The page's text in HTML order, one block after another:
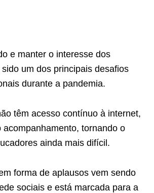
e manter o interesse dos
um dos principais desafios
durante a pandemia.
têm acesso contínuo à internet,
acompanhamento, tornando o
ainda mais difícil.
forma de aplausos vem sendo
sociais e está marcada para a